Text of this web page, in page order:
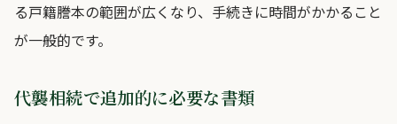
る戸籍謄本の範囲が広くなり、手続きに時間がかかること
が一般的です。
代襲相続で追加的に必要な書類